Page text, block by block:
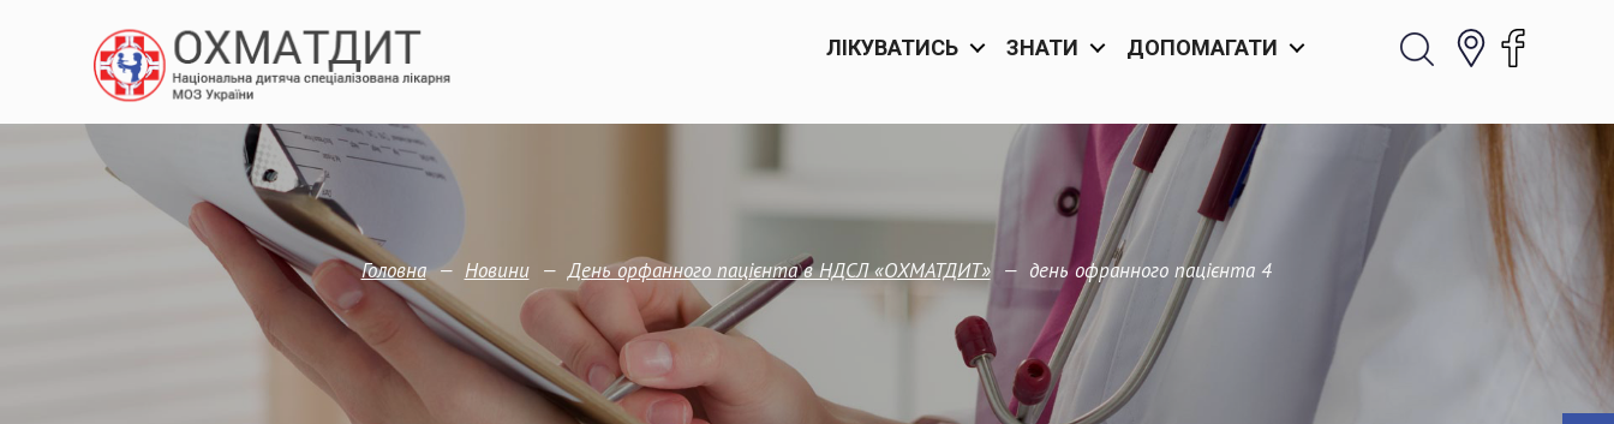
ЛІКУВАТИСЬ ЗНАТИ ДОПОМАГАТИ
Головна — Новини — День орфанного пацієнта в НДСЛ «ОХМАТДИТ» — день офранного пацієнта 4